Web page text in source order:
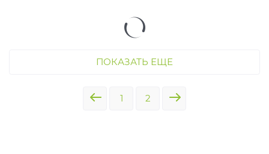
ПОКАЗАТЬ ЕЩЕ
1 2